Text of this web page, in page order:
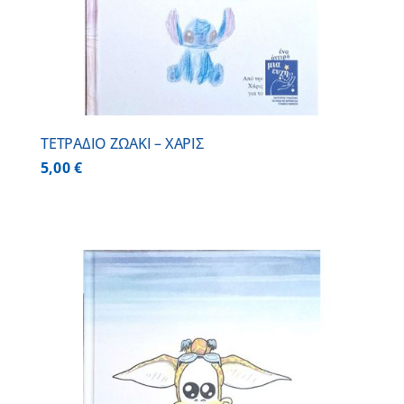
ΤΕΤΡΑΔΙΟ ΖΩΑΚΙ – ΧΑΡΙΣ
5,00€